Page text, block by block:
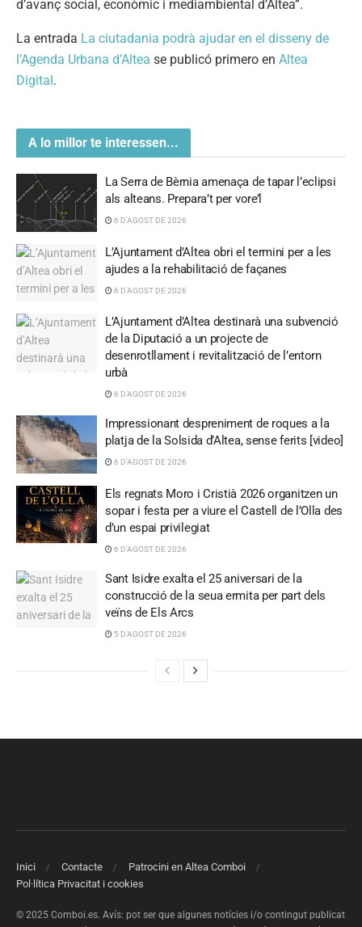
d’avanç social, econòmic i mediambiental d’Altea”.
La entrada La ciutadania podrà ajudar en el disseny de
l’Agenda Urbana d’Altea se publicó primero en Altea
Digital.
A lo millor te interessen...
La Serra de Bèrnia amenaça de tapar l’eclipsi
als alteans. Prepara’t per vore’l
6 D'AGOST DE 2026
L’Ajuntament d’Altea obri el termini per a les
ajudes a la rehabilitació de façanes
6 D'AGOST DE 2026
L’Ajuntament d’Altea destinarà una subvenció
de la Diputació a un projecte de
desenrotllament i revitalització de l’entorn
urbà
6 D'AGOST DE 2026
Impressionant despreniment de roques a la
platja de la Solsida d’Altea, sense ferits [video]
6 D'AGOST DE 2026
Els regnats Moro i Cristià 2026 organitzen un
sopar i festa per a viure el Castell de l’Olla des
d’un espai privilegiat
6 D'AGOST DE 2026
Sant Isidre exalta el 25 aniversari de la
construcció de la seua ermita per part dels
veïns de Els Arcs
5 D'AGOST DE 2026
Inici Contacte
Patrocini en Altea Comboi
Pol·lítica Privacitat i cookies
© 2025 Comboi.es. Avís: pot ser que algunes notícies i/o contingut publicat